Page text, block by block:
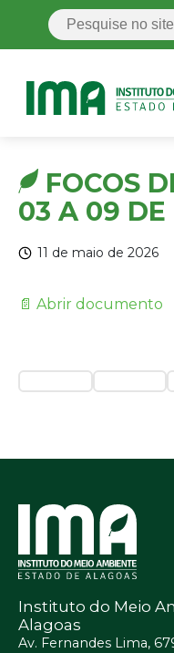
FOCOS
03 A 09
11 de maio de 2026
📄 Abrir documento
Instituto do Meio
Alagoas
Av. Fernandes Lima,